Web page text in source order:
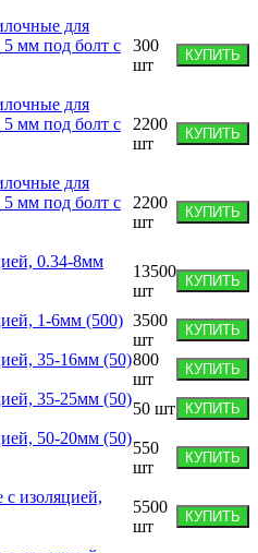
для
5 мм под болт с
300
шт
КУПИТЬ
для
5 мм под болт с
2200
шт
КУПИТЬ
для
5 мм под болт с
2200
шт
КУПИТЬ
0.34-8мм
13500
шт
КУПИТЬ
1-6мм (500) 3500
шт
КУПИТЬ
35-16мм (50)800
шт
КУПИТЬ
35-25мм (50)
50 шт КУПИТЬ
50-20мм (50)
550
шт
КУПИТЬ
изоляцией,
5500
шт
КУПИТЬ